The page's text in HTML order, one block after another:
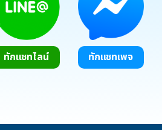
ทักแชทไลน์ ทักแชทเพจ